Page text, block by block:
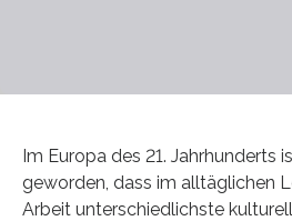
Im Europa des 21. Jahrhunderts
geworden, dass im alltäglichen
Arbeit unterschiedlichste